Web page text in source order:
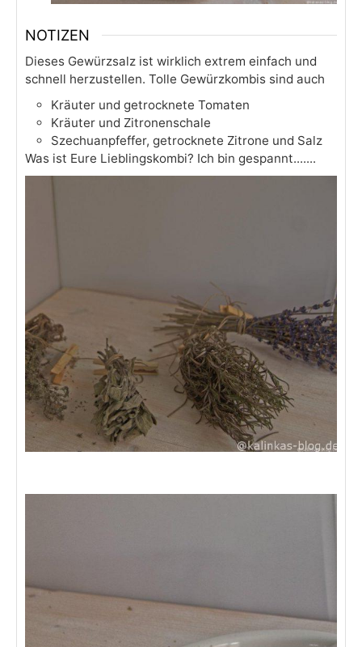
NOTIZEN
Dieses Gewürzsalz ist wirklich extrem einfach und
schnell herzustellen. Tolle Gewürzkombis sind auch
Kräuter und getrocknete Tomaten
Kräuter und Zitronenschale
Szechuanpfeffer, getrocknete Zitrone und Salz
Was ist Eure Lieblingskombi? Ich bin gespannt.......